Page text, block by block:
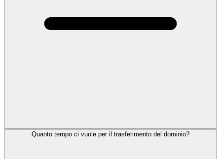
Quanto tempo ci vuole per il trasferimento del dominio?